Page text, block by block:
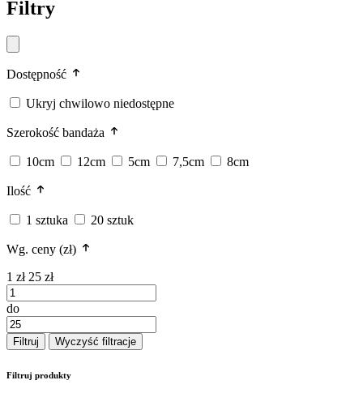
Filtry
Dostępność
Ukryj chwilowo niedostępne
Szerokość bandaża
10cm 12cm 5cm 7,5cm 8cm
Ilość
1 sztuka 20 sztuk
Wg. ceny (zł)
1 zł 25 zł
do
Filtruj Wyczyść filtracje
Filtruj produkty